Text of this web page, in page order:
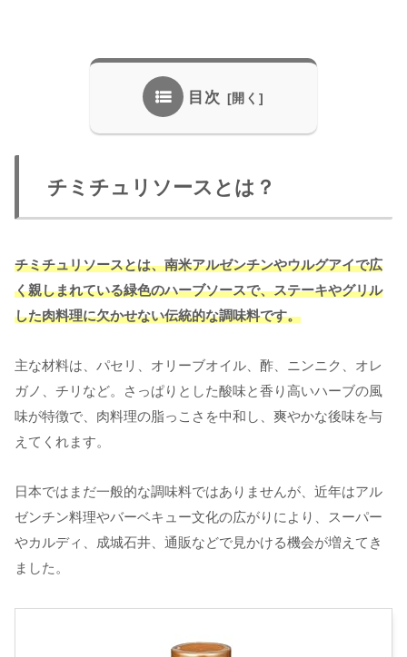
目次
チミチュリソースとは？
チミチュリソースとは、南米アルゼンチンやウルグアイで広
く親しまれている緑色のハーブソースで、ステーキやグリル
した肉料理に欠かせない伝統的な調味料です。
主な材料は、パセリ、オリーブオイル、酢、ニンニク、オレ
ガノ、チリなど。さっぱりとした酸味と香り高いハーブの風
味が特徴で、肉料理の脂っこさを中和し、爽やかな後味を与
えてくれます。
日本ではまだ一般的な調味料ではありませんが、近年はアル
ゼンチン料理やバーベキュー文化の広がりにより、スーパー
やカルディ、成城石井、通販などで見かける機会が増えてき
ました。